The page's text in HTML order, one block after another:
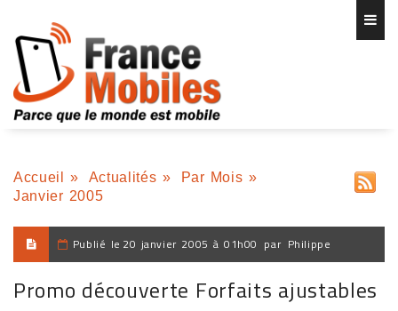
Accueil » Actualités » Par Mois »
Janvier 2005
Publié le 20 janvier 2005 à 01h00 par Philippe
Promo découverte Forfaits ajustables